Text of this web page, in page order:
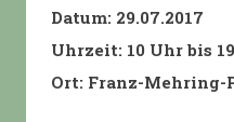
Datum: 29.07.2017
Uhrzeit: 10 Uhr bis
Ort: Franz-Mehring-